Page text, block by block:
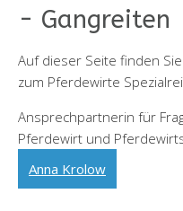
- Gangreiten
Auf dieser Seite finden
zum Pferdewirte
Ansprechpartnerin für
Pferdewirt und
Anna Krolow